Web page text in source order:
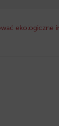
ekologiczne